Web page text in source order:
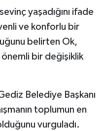
yaşadığını ifade
ve konforlu bir
belirten Ok,
önemli bir değişiklik
Belediye Başkanı
toplumun en
vurguladı.